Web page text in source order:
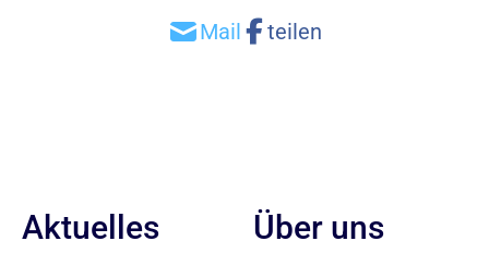
Aktuelles Über uns